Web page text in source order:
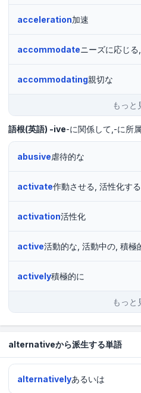
acceleration加速
accommodateニーズに応じ
accommodating親切な
もっと
語根(英語) -ive-に関係して,-に所
abusive虐待的な
activate作動させる, 活性化する
activation活性化
active活動的な, 活動中の, 積極
actively積極的に
もっと
alternativeから派生する単語
alternativelyあるいは